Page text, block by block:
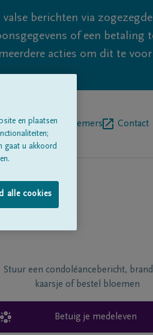
berichten via zogezegde
of een betaling
acties om dit te
Begrafenisondernemers Contact
Stuur een condoléancebericht,
kaarsje of bestel bloemen
Betuig je medeleven
en plaatsen
gaat u akkoord
alle cookies